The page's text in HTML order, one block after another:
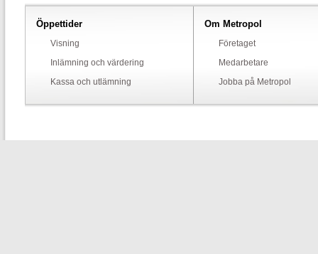
Öppettider
Visning
Inlämning och värdering
Kassa och utlämning
Om Metropol
Företaget
Medarbetare
Jobba på Metropol